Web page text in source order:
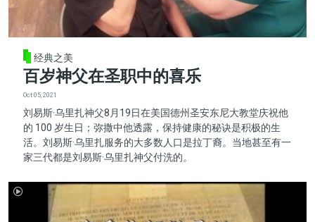
经典之美
百岁神父在圣职中的喜乐
Oct 05, 2021
刘易斯·乌里扎神父8月19日在美国德州圣安东尼大教堂庆祝他
的 100 岁生日；弥撒中他透露，保持健康的秘诀是积极的生
活。刘易斯·乌里扎服务的大多数人口是拉丁裔。当地甚至有一
家三代都是刘易斯·乌里扎神父付洗的。